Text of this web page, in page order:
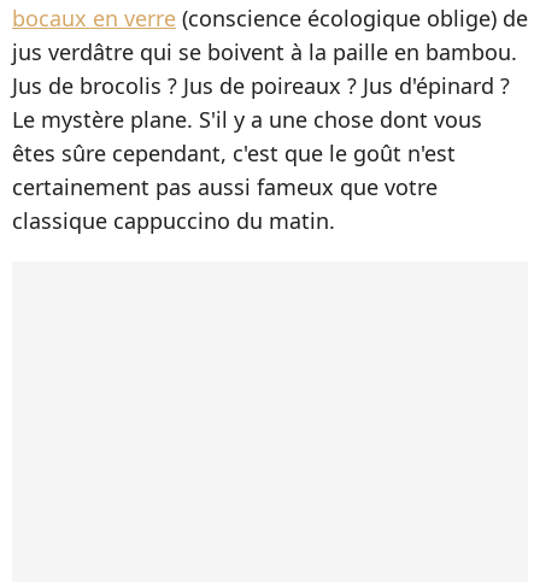
bocaux en verre (conscience écologique oblige) de
jus verdâtre qui se boivent à la paille en bambou.
Jus de brocolis ? Jus de poireaux ? Jus d'épinard ?
Le mystère plane. S'il y a une chose dont vous
êtes sûre cependant, c'est que le goût n'est
certainement pas aussi fameux que votre
classique cappuccino du matin.